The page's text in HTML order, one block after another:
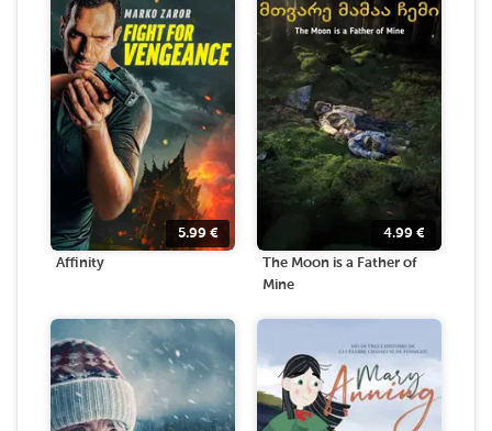
5.99 €
Affinity
4.99 €
The Moon is a Father of
Mine